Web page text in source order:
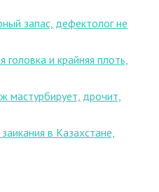
запас, дефектолог не
головка и крайняя плоть,
мастурбирует, дрочит,
в Казахстане,